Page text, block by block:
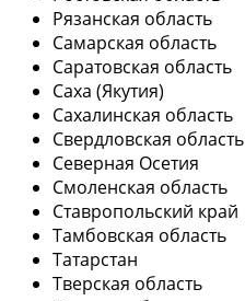
Рязанская область
Самарская область
Саратовская область
Саха (Якутия)
Сахалинская область
Свердловская область
Северная Осетия
Смоленская область
Ставропольский край
Тамбовская область
Татарстан
Тверская область